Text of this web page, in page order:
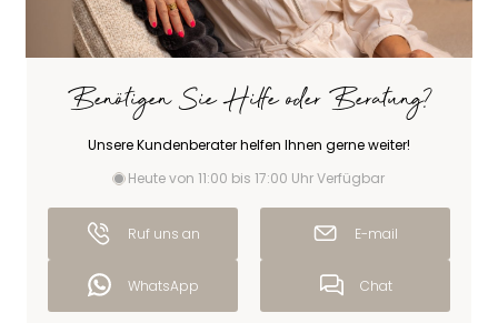
Benötigen Sie Hilfe oder Beratung?
Unsere Kundenberater helfen Ihnen gerne weiter!
Heute von 11:00 bis 17:00 Uhr Verfügbar
Ruf uns an E-mail
WhatsApp Chat